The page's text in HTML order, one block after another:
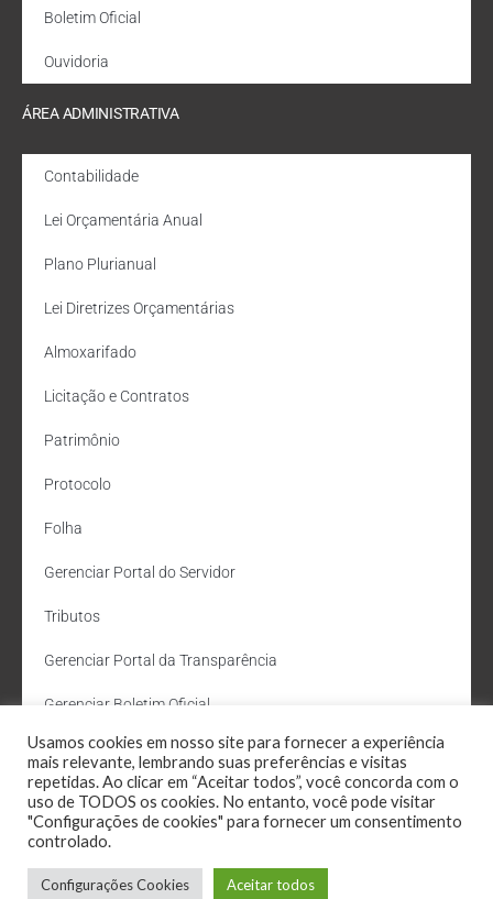
Boletim Oficial
Ouvidoria
ÁREA ADMINISTRATIVA
Contabilidade
Lei Orçamentária Anual
Plano Plurianual
Lei Diretrizes Orçamentárias
Almoxarifado
Licitação e Contratos
Patrimônio
Protocolo
Folha
Gerenciar Portal do Servidor
Tributos
Gerenciar Portal da Transparência
Gerenciar Boletim Oficial
Departamento de Água e Esgoto
Administração Site
Webmail
Usamos cookies em nosso site para fornecer a experiência
mais relevante, lembrando suas preferências e visitas
repetidas. Ao clicar em “Aceitar todos”, você concorda com o
uso de TODOS os cookies. No entanto, você pode visitar
"Configurações de cookies" para fornecer um consentimento
controlado.
Configurações Cookies Aceitar todos